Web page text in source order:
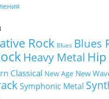
Rock Blues Blues
Heavy Metal
Classical New Age New
Symphonic Metal